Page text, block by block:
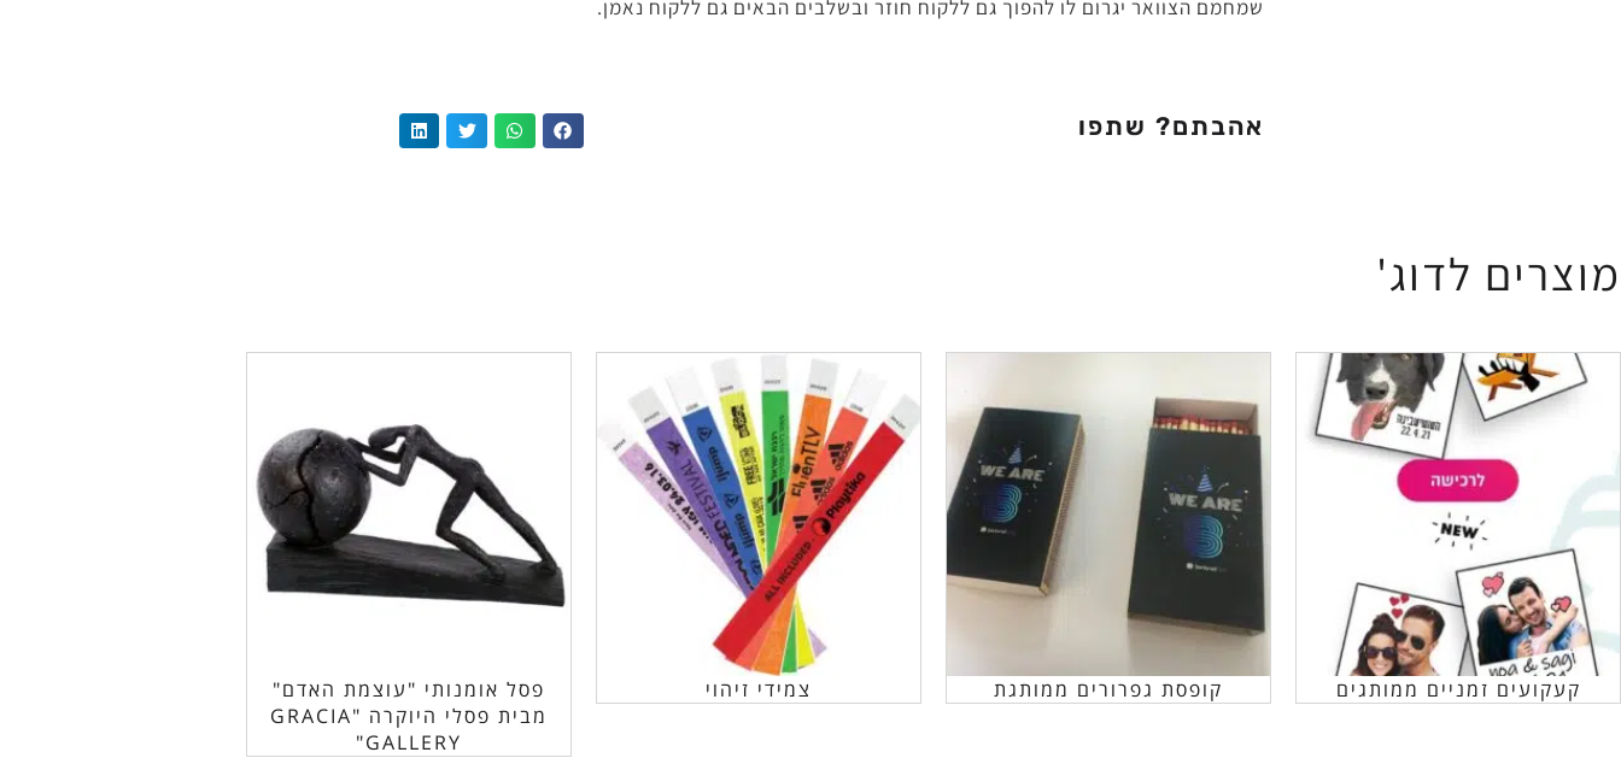
שמחמם הצוואר יגרום לו להפוך גם ללקוח חוזר ובשלבים הבאים גם ללקוח נאמן.
אהבתם? שתפו
מוצרים לדוג'
קעקועים זמניים ממותגים קופסת גפרורים ממותגת צמידי זיהוי
פסל אומנותי "עוצמת האדם"
מבית פסלי היוקרה "GRACIA
GALLERY"